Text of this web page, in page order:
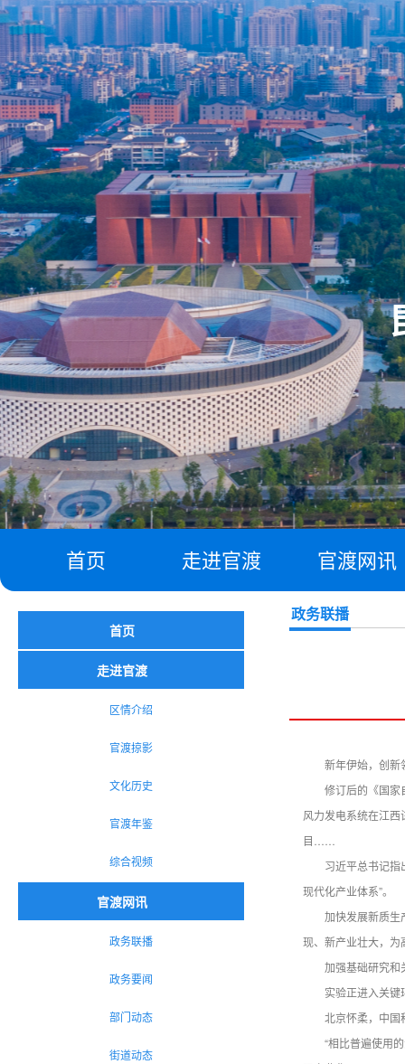
首页 走进官渡 官渡网讯
首页
走进官渡
区情介绍
官渡掠影
文化历史
官渡年鉴
综合视频
官渡网讯
政务联播
政务要闻
部门动态
街道动态
政务联播
新年伊始，创
修订后的《国家
风力发电系统在江
目……
习近平总书记指
现代化产业体系”。
加快发展新质生
现、新产业壮大，为
加强基础研究和
实验正进入关
北京怀柔，中国
“相比普遍使用